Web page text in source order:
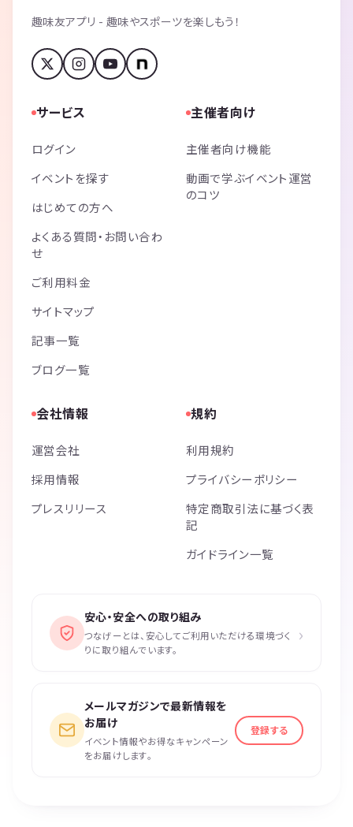
趣味友アプリ - 趣味やスポーツを楽しもう！
サービス
ログイン
イベントを探す
はじめての方へ
よくある質問・お問い合わ
せ
ご利用料金
サイトマップ
記事一覧
ブログ一覧
主催者向け
主催者向け機能
動画で学ぶイベント運営
のコツ
会社情報
運営会社
採用情報
プレスリリース
規約
利用規約
プライバシーポリシー
特定商取引法に基づく表
記
ガイドライン一覧
安心・安全への取り組み
つなげーとは、安心してご利用いただける環境づく
りに取り組んでいます。
›
メールマガジンで最新情報を
お届け
イベント情報やお得なキャンペーン
をお届けします。
登録する